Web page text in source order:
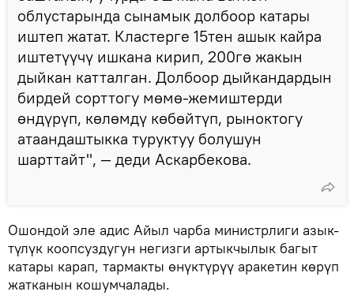
облустарында сынамык долбоор катары
иштеп жатат. Кластерге 15тен ашык кайра
иштетүүчү ишкана кирип, 200гө жакын
дыйкан катталган. Долбоор дыйкандардын
бирдей сорттогу мөмө-жемиштерди
өндүрүп, көлөмдү көбөйтүп, рыноктогу
атаандаштыкка туруктуу болушун
шарттайт", — деди Аскарбекова.
Ошондой эле адис Айыл чарба министрлиги азык-
түлүк коопсуздугун негизги артыкчылык багыт
катары карап, тармакты өнүктүрүү аракетин көрүп
жатканын кошумчалады.